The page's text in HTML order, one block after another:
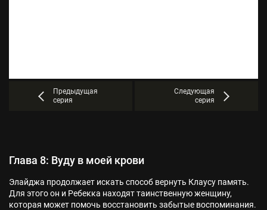
Предыдущая
серия
Следующая
серия
Глава 8: Вуду в моей крови
Элайджа продолжает искать способ вернуть Клаусу память.
Для этого он и Ребекка находят таинственную женщину,
которая может помочь восстановить забытые воспоминания.